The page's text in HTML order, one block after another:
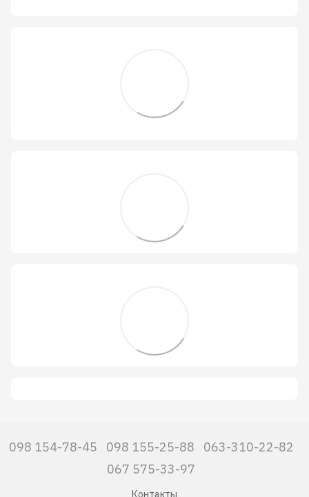
098 154-78-45 098 155-25-88
063-310-22-82
067 575-33-97
Контакты